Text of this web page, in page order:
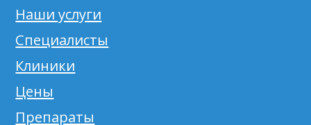
Наши услуги
Специалисты
Клиники
Цены
Препараты